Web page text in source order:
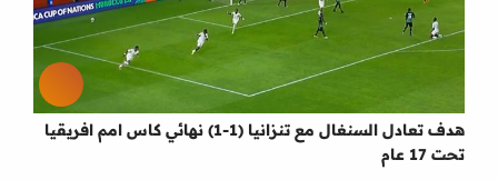
هدف تعادل السنغال مع تنزانيا (1-1) نهائي كاس امم افريقيا
تحت 17 عام